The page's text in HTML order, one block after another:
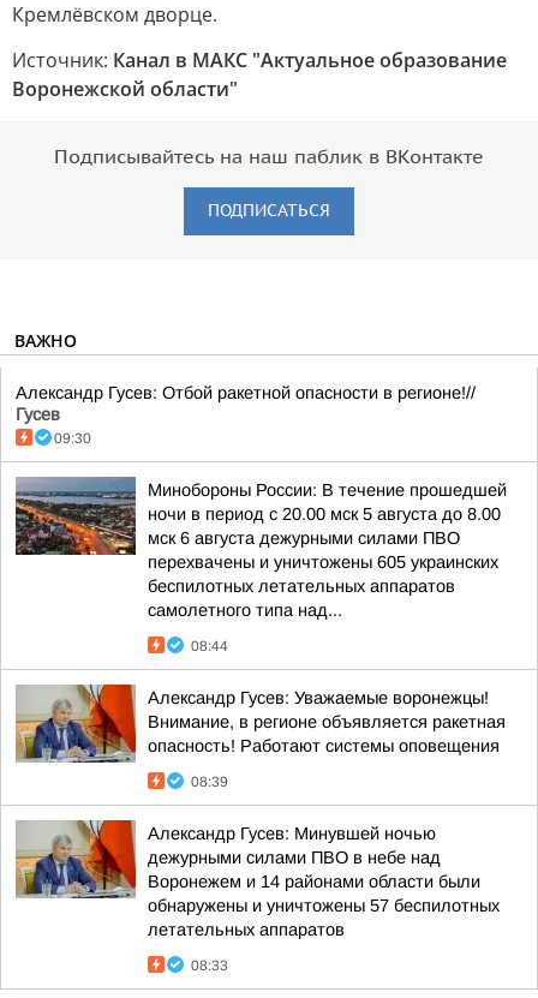
Кремлёвском дворце.
Источник: Канал в МАКС "Актуальное образование
Воронежской области"
Подписывайтесь на наш паблик в ВКонтакте
ПОДПИСАТЬСЯ
ВАЖНО
Александр Гусев: Отбой ракетной опасности в регионе!//
Гусев
09:30
Минобороны России: В течение прошедшей
ночи в период с 20.00 мск 5 августа до 8.00
мск 6 августа дежурными силами ПВО
перехвачены и уничтожены 605 украинских
беспилотных летательных аппаратов
самолетного типа над...
08:44
Александр Гусев: Уважаемые воронежцы!
Внимание, в регионе объявляется ракетная
опасность! Работают системы оповещения
08:39
Александр Гусев: Минувшей ночью
дежурными силами ПВО в небе над
Воронежем и 14 районами области были
обнаружены и уничтожены 57 беспилотных
летательных аппаратов
08:33